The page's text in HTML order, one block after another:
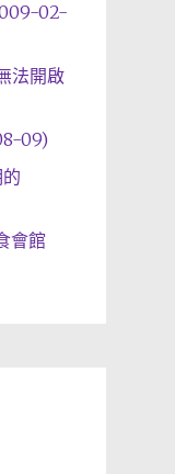
02-
法開啟
09)
會館